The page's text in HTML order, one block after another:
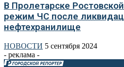
В Пролетарске
режим ЧС после
нефтехранилище
НОВОСТИ 5 сентября 2024
- реклама -